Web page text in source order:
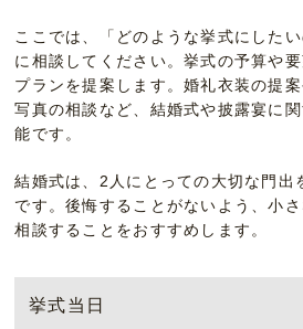
ここでは、「どのような挙式にした
に相談してください。挙式の予算や
プランを提案します。婚礼衣装の提
写真の相談など、結婚式や披露宴に
能です。
結婚式は、2人にとっての大切な門出
です。後悔することがないよう、小
相談することをおすすめします。
挙式当日